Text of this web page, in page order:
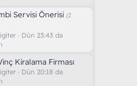
Servisi Önerisi (1
Dün 23:43 da
Kiralama Firması
Dün 20:18 da